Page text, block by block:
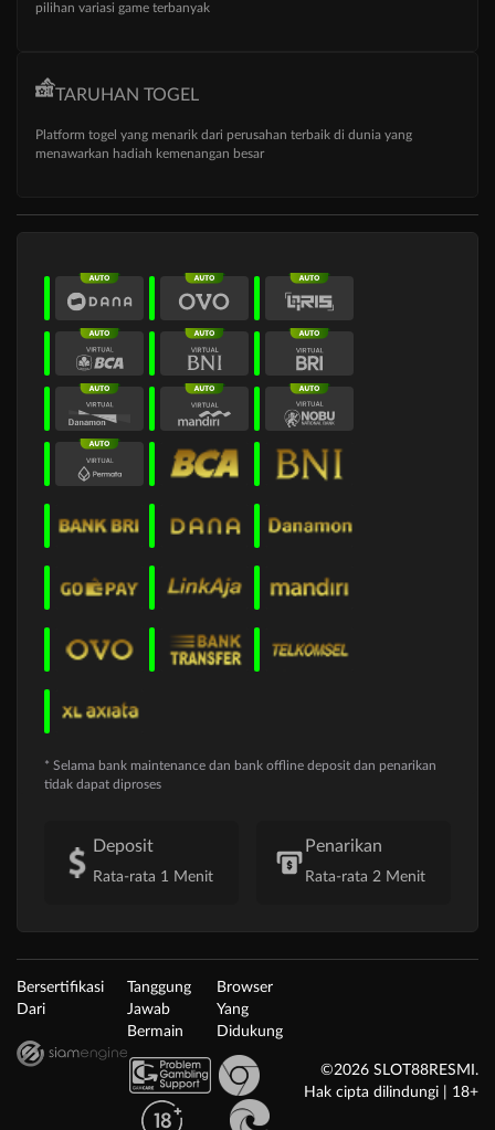
pilihan variasi game terbanyak
TARUHAN TOGEL
Platform togel yang menarik dari perusahan terbaik di dunia yang
menawarkan hadiah kemenangan besar
* Selama bank maintenance dan bank offline deposit dan penarikan
tidak dapat diproses
Deposit
Rata-rata 1 Menit
Penarikan
Rata-rata 2 Menit
Bersertifikasi
Dari
Tanggung
Jawab
Bermain
Browser
Yang
Didukung
©2026 SLOT88RESMI.
Hak cipta dilindungi | 18+